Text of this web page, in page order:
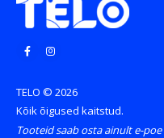
TELO © 2026
Kõik õigused kaitstud.
Tooteid saab osta ainult e-